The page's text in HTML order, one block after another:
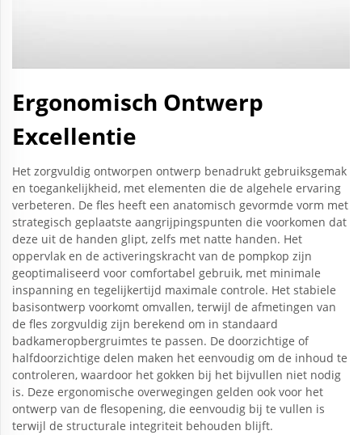
Ergonomisch Ontwerp
Excellentie
Het zorgvuldig ontworpen ontwerp benadrukt gebruiksgemak
en toegankelijkheid, met elementen die de algehele ervaring
verbeteren. De fles heeft een anatomisch gevormde vorm met
strategisch geplaatste aangrijpingspunten die voorkomen dat
deze uit de handen glipt, zelfs met natte handen. Het
oppervlak en de activeringskracht van de pompkop zijn
geoptimaliseerd voor comfortabel gebruik, met minimale
inspanning en tegelijkertijd maximale controle. Het stabiele
basisontwerp voorkomt omvallen, terwijl de afmetingen van
de fles zorgvuldig zijn berekend om in standaard
badkameropbergruimtes te passen. De doorzichtige of
halfdoorzichtige delen maken het eenvoudig om de inhoud te
controleren, waardoor het gokken bij het bijvullen niet nodig
is. Deze ergonomische overwegingen gelden ook voor het
ontwerp van de flesopening, die eenvoudig bij te vullen is
terwijl de structurale integriteit behouden blijft.